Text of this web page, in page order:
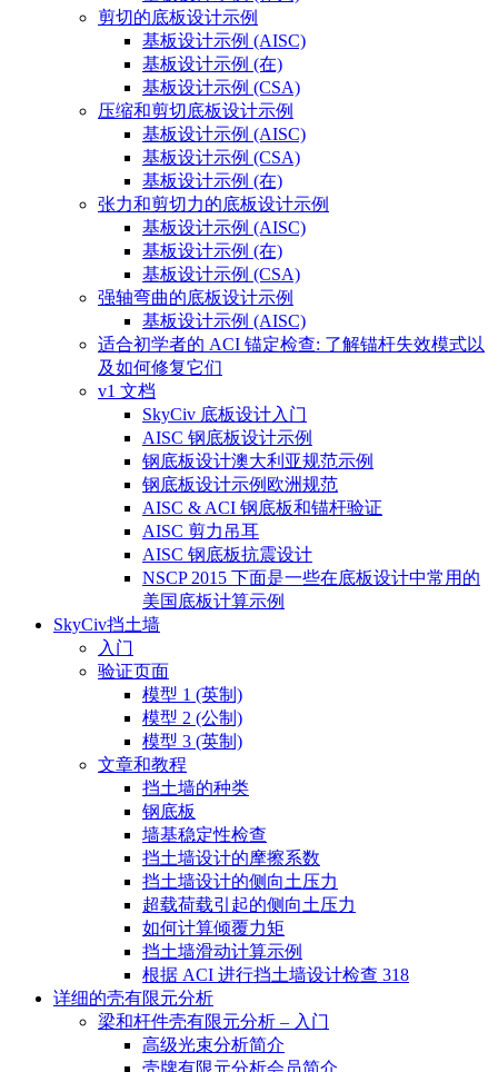
剪切的底板设计示例
基板设计示例 (AISC)
基板设计示例 (在)
基板设计示例 (CSA)
压缩和剪切底板设计示例
基板设计示例 (AISC)
基板设计示例 (CSA)
基板设计示例 (在)
张力和剪切力的底板设计示例
基板设计示例 (AISC)
基板设计示例 (在)
基板设计示例 (CSA)
强轴弯曲的底板设计示例
基板设计示例 (AISC)
适合初学者的 ACI 锚定检查: 了解锚杆失效模式以
及如何修复它们
v1 文档
SkyCiv 底板设计入门
AISC 钢底板设计示例
钢底板设计澳大利亚规范示例
钢底板设计示例欧洲规范
AISC & ACI 钢底板和锚杆验证
AISC 剪力吊耳
AISC 钢底板抗震设计
NSCP 2015 下面是一些在底板设计中常用的
美国底板计算示例
SkyCiv挡土墙
入门
验证页面
模型 1 (英制)
模型 2 (公制)
模型 3 (英制)
文章和教程
挡土墙的种类
钢底板
墙基稳定性检查
挡土墙设计的摩擦系数
挡土墙设计的侧向土压力
超载荷载引起的侧向土压力
如何计算倾覆力矩
挡土墙滑动计算示例
根据 ACI 进行挡土墙设计检查 318
详细的壳有限元分析
梁和杆件壳有限元分析 – 入门
高级光束分析简介
壳牌有限元分析会员简介